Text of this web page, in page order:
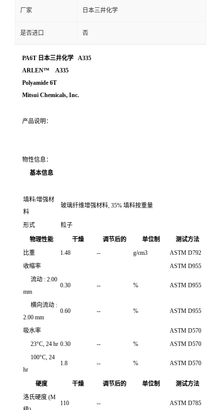
厂家 日本三井化学
是否进口 否
PA6T 日本三井化学 A335
ARLEN™ A335
Polyamide 6T
Mitsui Chemicals, Inc.
产品说明：
物性信息：
基本信息
填料/增强材
料
玻璃纤维增强材料, 35% 填料按重量
形式 粒子
物理性能 干燥 调节后的 单位制
测试方法
比重
1.48 -- g/cm3
ASTM D792
收缩率
ASTM D955
流动 : 2.00
mm
0.30 -- % ASTM D955
横向流动 :
2.00 mm
0.60 -- % ASTM D955
吸水率
ASTM D570
23°C, 24 hr 0.30 -- %
ASTM D570
100°C, 24
hr
1.8 -- % ASTM D570
硬度 干燥 调节后的 单位制
测试方法
洛氏硬度 (M
110 -- ASTM D785